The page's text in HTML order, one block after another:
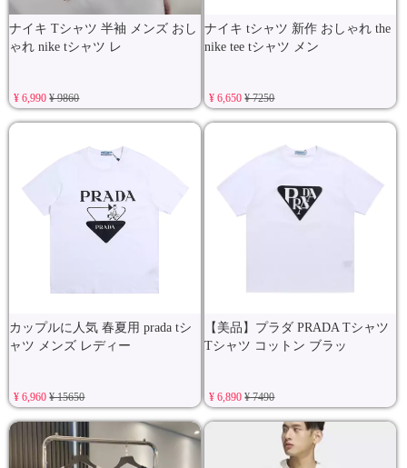
ナイキ Tシャツ 半袖 メンズ おし
ゃれ nike tシャツ レ
¥ 6,990¥ 9860
ナイキ tシャツ 新作 おしゃれ the
nike tee tシャツ メン
¥ 6,650¥ 7250
カップルに人気 春夏用 prada tシ
ャツ メンズ レディー
¥ 6,960¥ 15650
【美品】プラダ PRADA Tシャツ
Tシャツ コットン ブラッ
¥ 6,890¥ 7490